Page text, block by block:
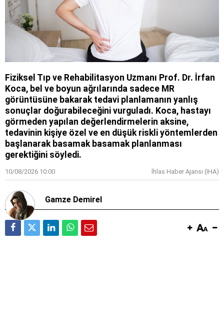
Fiziksel Tıp ve Rehabilitasyon Uzmanı Prof. Dr. İrfan
Koca, bel ve boyun ağrılarında sadece MR
görüntüsüne bakarak tedavi planlamanın yanlış
sonuçlar doğurabileceğini vurguladı. Koca, hastayı
görmeden yapılan değerlendirmelerin aksine,
tedavinin kişiye özel ve en düşük riskli yöntemlerden
başlanarak basamak basamak planlanması
gerektiğini söyledi.
10/08/2026 10:00 İhlas Haber Ajansı (IHA)
Gamze Demirel